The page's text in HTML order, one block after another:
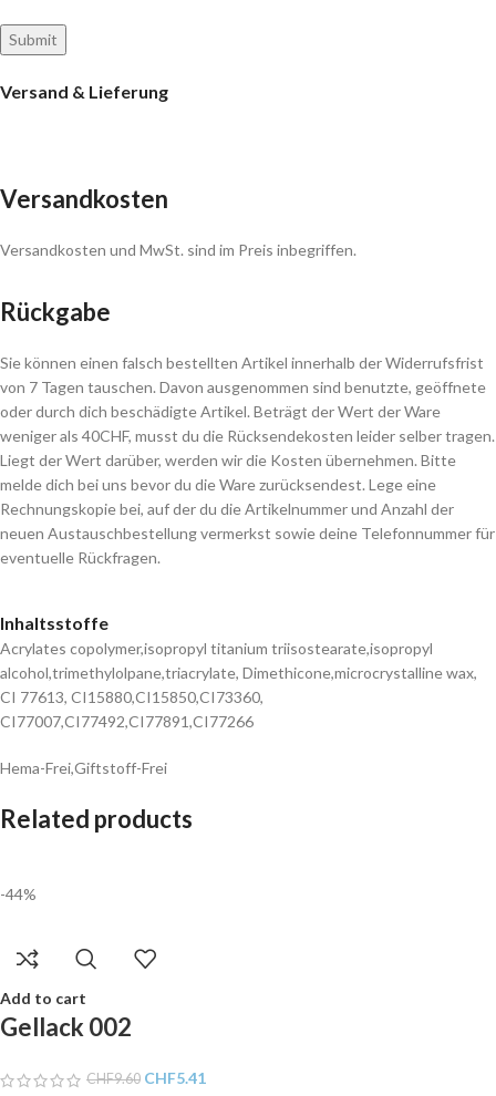
Versand & Lieferung
Versandkosten
Versandkosten und MwSt. sind im Preis inbegriffen.
Rückgabe
Sie können einen falsch bestellten Artikel innerhalb der Widerrufsfrist
von 7 Tagen tauschen. Davon ausgenommen sind benutzte, geöffnete
oder durch dich beschädigte Artikel. Beträgt der Wert der Ware
weniger als 40CHF, musst du die Rücksendekosten leider selber tragen.
Liegt der Wert darüber, werden wir die Kosten übernehmen. Bitte
melde dich bei uns bevor du die Ware zurücksendest. Lege eine
Rechnungskopie bei, auf der du die Artikelnummer und Anzahl der
neuen Austauschbestellung vermerkst sowie deine Telefonnummer für
eventuelle Rückfragen.
Inhaltsstoffe
Acrylates copolymer,isopropyl titanium triisostearate,isopropyl
alcohol,trimethylolpane,triacrylate, Dimethicone,microcrystalline wax,
CI 77613, CI15880,CI15850,CI73360,
CI77007,CI77492,CI77891,CI77266
Hema-Frei,Giftstoff-Frei
Related products
-44%
Add to cart
Gellack 002
CHF9.60 CHF5.41